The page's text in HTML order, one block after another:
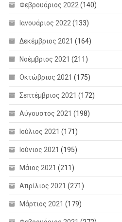
Φεβρουάριος 2022 (140)
Ιανουάριος 2022 (133)
Δεκέμβριος 2021 (164)
Νοέμβριος 2021 (211)
Οκτώβριος 2021 (175)
Σεπτέμβριος 2021 (172)
Αύγουστος 2021 (198)
Ιούλιος 2021 (171)
Ιούνιος 2021 (195)
Μάιος 2021 (211)
Απρίλιος 2021 (271)
Μάρτιος 2021 (179)